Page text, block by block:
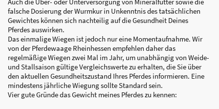
falsche Dosierung der Wurmkur in Unkenntnis des tatsächlichen
Gewichtes können sich nachteilig auf die Gesundheit Deines
Pferdes auswirken.
Das einmalige Wiegen ist jedoch nur eine Momentaufnahme. Wir
von der Pferdewaage Rheinhessen empfehlen daher das
regelmäßige Wiegen zwei Mal im Jahr, um unabhängig von Weide-
und Stallsaison gültige Vergleichswerte zu erhalten, die Sie über
den aktuellen Gesundheitszustand Ihres Pferdes informieren. Eine
mindestens jährliche Wiegung sollte Standard sein.
Vier gute Gründe das Gewicht meines Pferdes zu kennen: